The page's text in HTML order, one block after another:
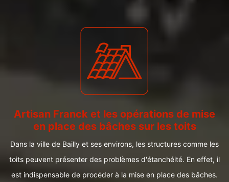
Artisan Franck et les opérations de mise
en place des bâches sur les toits
Dans la ville de Bailly et ses environs, les structures comme les
toits peuvent présenter des problèmes d'étanchéité. En effet, il
est indispensable de procéder à la mise en place des bâches.